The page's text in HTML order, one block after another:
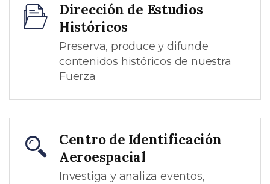
Dirección de Estudios
Históricos
Preserva, produce y difunde
contenidos históricos de nuestra
Fuerza
Centro de Identificación
Aeroespacial
Investiga y analiza eventos,